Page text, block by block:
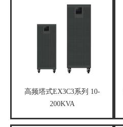
高频塔式EX3C3系列 10-
200KVA